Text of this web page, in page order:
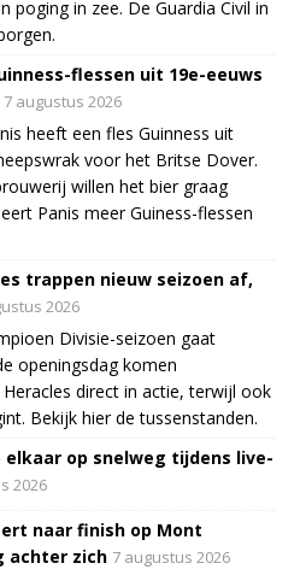
poging in zee. De Guardia Civil in
flessen uit 19e-eeuws
7 augustus 2026
heeft een fles Guinness uit
voor het Britse Dover.
willen het bier graag
Panis meer Guiness-flessen
trappen nieuw seizoen af,
2026
Divisie-seizoen gaat
openingsdag komen
direct in actie, terwijl ook
Bekijk hier de tussenstanden.
op snelweg tijdens live-
2026
naar finish op Mont
achter zich 7 augustus 2026